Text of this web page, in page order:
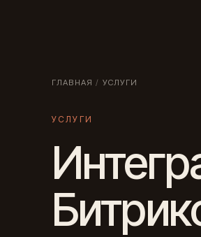
ГЛАВНАЯ / УСЛУГИ
УСЛУГИ